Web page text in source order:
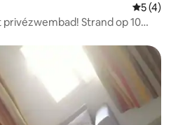
5 (4)
Strand op 10